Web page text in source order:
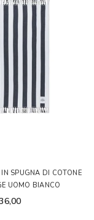
SPUGNA DI COTONE
UOMO BIANCO